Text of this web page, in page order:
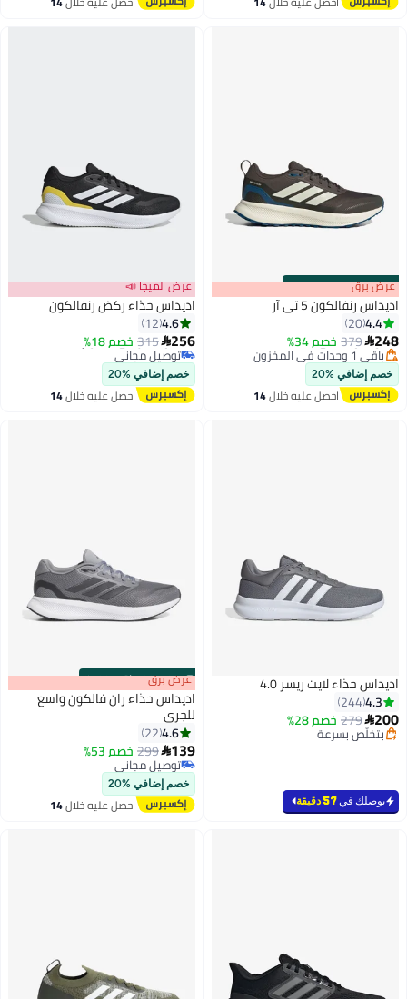
00m:00s
·باقي 100% عرض برق
اديداس رنفالكون 5 تي آر
4.4
20
248
379 خصم 34%
توصيل مجاني
باقي 1 وحدات في المخزون
توصيل مجاني
خصم إضافي %20
احصل عليه خلال14
عرض الميجا 📣
اديداس حذاء ركض رنفالكون
4.6
12
256
315 خصم 18%
أقل سعر في 30 يوم
توصيل مجاني
أقل سعر في 30 يوم
خصم إضافي %20
احصل عليه خلال14
6
اديداس حذاء لايت ريسر 4.0
4.3
244
200
279 خصم 28%
بتخلّص بسرعة
بتخلّص بسرعة
يوصلك في57 دقيقة
00m:00s
·باقي 100% عرض برق
اديداس حذاء ران فالكون واسع
للجري
4.6
22
139
299 خصم 53%
توصيل مجاني
توصيل مجاني
خصم إضافي %20
احصل عليه خلال14